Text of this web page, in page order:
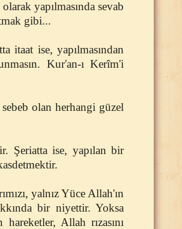
yapılmasında sevab
gibi...
itaat ise, yapılmasından
Kur'an-ı Kerîm'i
olan herhangi güzel
Şeriatta ise, yapılan bir
yalnız Yüce Allah'ın
bir niyettir. Yoksa
Allah rızasını